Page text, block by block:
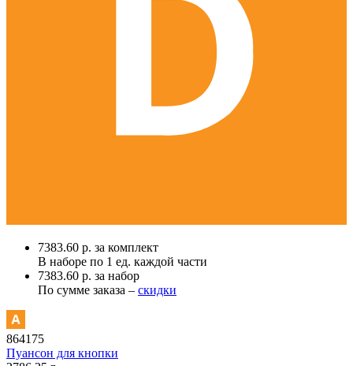
7383.60 р. за комплект
В наборе по 1 ед. каждой части
7383.60 р. за набор
По сумме заказа – скидки
864175
Пуансон для кнопки